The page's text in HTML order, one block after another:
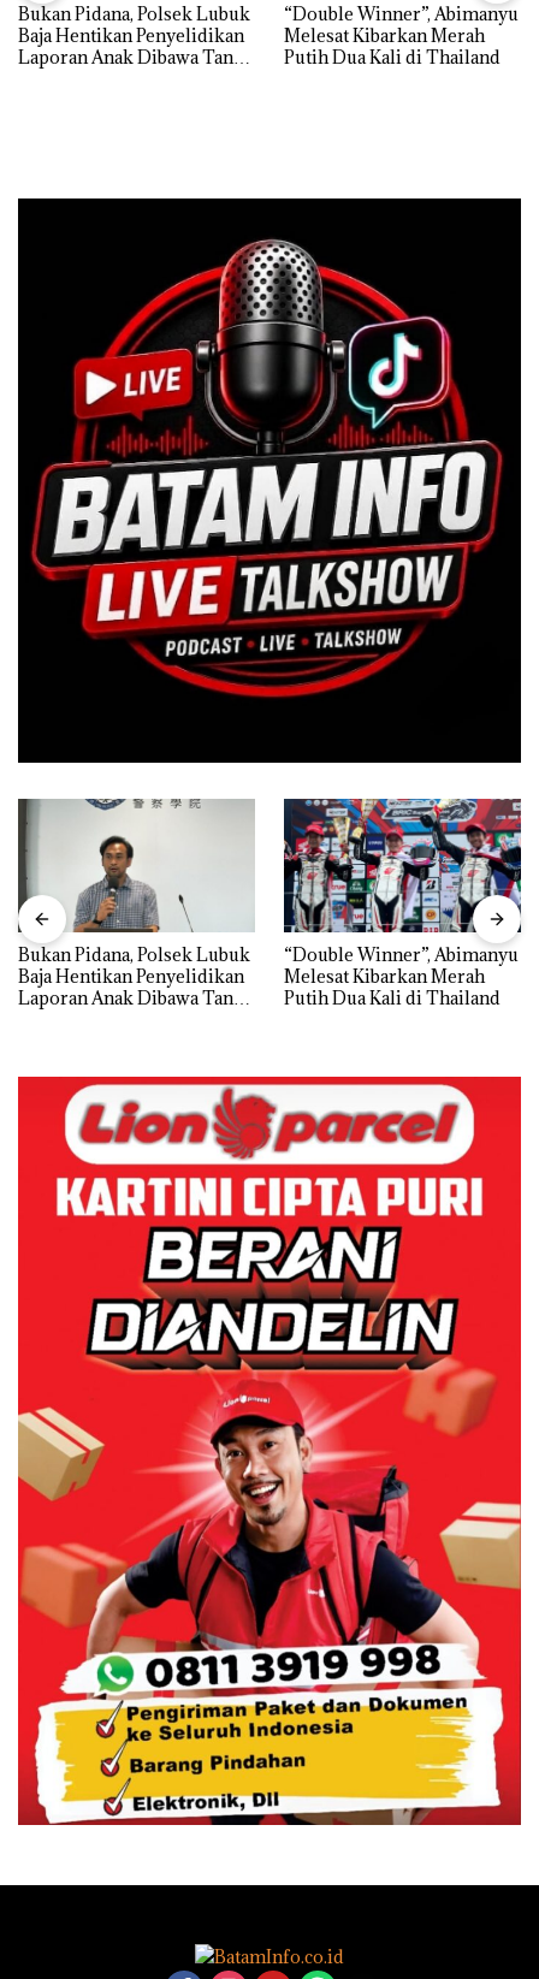
Bukan Pidana, Polsek Lubuk
Baja Hentikan Penyelidikan
Laporan Anak Dibawa Tanpa
“Double Winner”, Abimanyu
Melesat Kibarkan Merah
Putih Dua Kali di Thailand
Bukan Pidana, Polsek Lubuk
Baja Hentikan Penyelidikan
Laporan Anak Dibawa Tanpa
“Double Winner”, Abimanyu
Melesat Kibarkan Merah
Putih Dua Kali di Thailand